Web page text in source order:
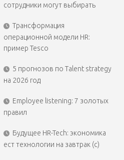
сотрудники могут выбирать
Трансформация
операционной модели HR:
пример Tesco
5 прогнозов по Talent strategy
на 2026 год
Employee listening: 7 золотых
правил
Будущее HR-Tech: экономика
ест технологии на завтрак (с)